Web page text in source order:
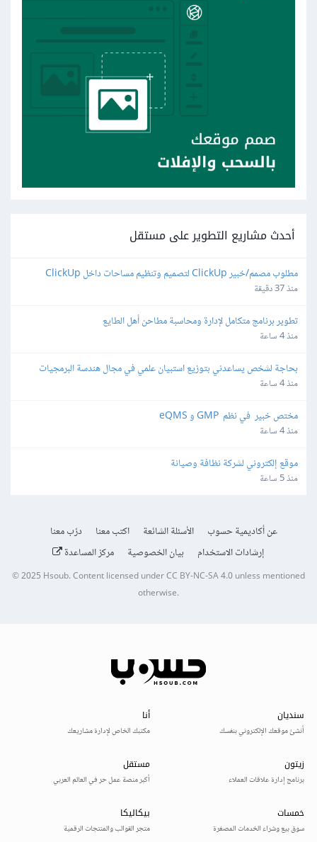
أحدث مشاريع التطوير على مستقل
مطلوب مصمم/خبير ClickUp لتصميم وتنظيم مساحات داخل ClickUp
منذ 37 دقيقة
تطوير برنامج متكامل لإدارة ومحاسبة مطاحن أهل الطايع
منذ 4 ساعة
بحاجة لشخص يساعدني بتوزيع استبيان علمي في مجال هندسة البرمجيات
منذ 4 ساعة
مختص خبير  في نظم  GMP و eQMS
منذ 4 ساعة
موقع إلكتروني لشركة نظافة وصيانة
منذ 5 ساعة
عن أكاديمية حسوب الأسئلة الشائعة اكتب معنا
درّب معنا
إرشادات الاستخدام
بيان الخصوصية مركز المساعدة
© 2025 Hsoub.Content licensed underCC BY-NC-SA 4.0unless mentioned
otherwise.